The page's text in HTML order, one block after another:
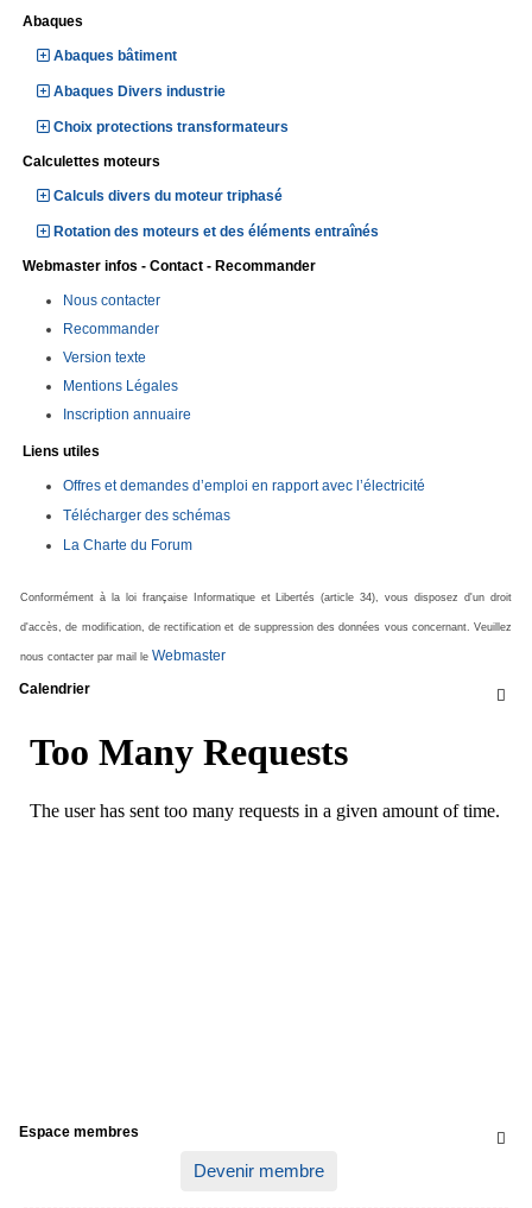
Abaques
Abaques bâtiment
Abaques Divers industrie
Choix protections transformateurs
Calculettes moteurs
Calculs divers du moteur triphasé
Rotation des moteurs et des éléments entraînés
Webmaster infos - Contact - Recommander
Nous contacter
Recommander
Version texte
Mentions Légales
Inscription annuaire
Liens utiles
Offres et demandes d’emploi en rapport avec l’électricité
Télécharger des schémas
La Charte du Forum
Conformément à la loi française Informatique et Libertés (article 34), vous disposez d'un droit
d'accès, de modification, de rectification et de suppression des données vous concernant. Veuillez
nous contacter par mail le Webmaster

Calendrier

Espace membres
Devenir membre